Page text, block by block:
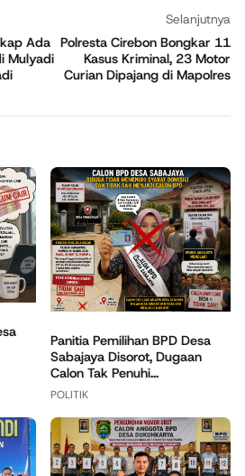
Ada
Mulyadi
Selanjutnya
Polresta Cirebon Bongkar 11
Kasus Kriminal, 23 Motor
Curian Dipajang di Mapolres
Panitia Pemilihan BPD Desa
Sabajaya Disorot, Dugaan
Calon Tak Penuhi...
POLITIK